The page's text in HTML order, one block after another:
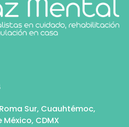
Sur, Cuauhtémoc,
CDMX